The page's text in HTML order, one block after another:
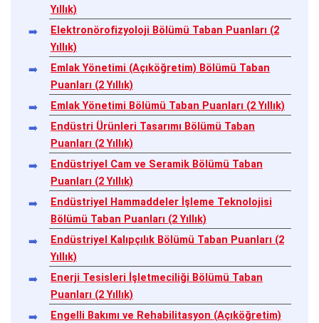
Yıllık)
Elektronörofizyoloji Bölümü Taban Puanları (2
Yıllık)
Emlak Yönetimi (Açıköğretim) Bölümü Taban
Puanları (2 Yıllık)
Emlak Yönetimi Bölümü Taban Puanları (2 Yıllık)
Endüstri Ürünleri Tasarımı Bölümü Taban
Puanları (2 Yıllık)
Endüstriyel Cam ve Seramik Bölümü Taban
Puanları (2 Yıllık)
Endüstriyel Hammaddeler İşleme Teknolojisi
Bölümü Taban Puanları (2 Yıllık)
Endüstriyel Kalıpçılık Bölümü Taban Puanları (2
Yıllık)
Enerji Tesisleri İşletmeciliği Bölümü Taban
Puanları (2 Yıllık)
Engelli Bakımı ve Rehabilitasyon (Açıköğretim)